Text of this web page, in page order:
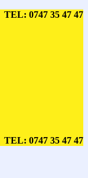
TEL: 0747 35 47 47
TEL: 0747 35 47 47